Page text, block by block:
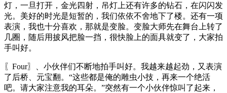
灯，一旦打开，金光四射，吊灯上还有许多的钻石，在闪闪发
光。美好的时光是短暂的，我们依依不舍地下了楼。还有一项
表演，我也十分喜欢，那就是变脸。变脸大师先在舞台上转了
几圈，随后用披风把脸一挡，很快脸上的面具就变了，大家拍
手叫好。
〖Four〗、小伙伴们不断地拍手叫好。我越来越起劲，又表演
了后桥、元宝翻。“这些都是俺的雕虫小技，再来一个绝活
吧。请大家注意我的耳朵。”突然有一个小伙伴惊叫了起来，